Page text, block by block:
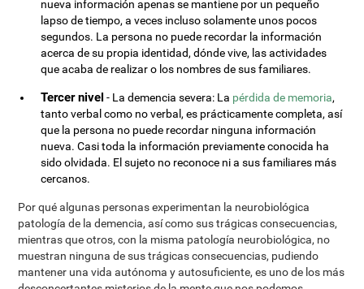
nueva información apenas se mantiene por un pequeño
lapso de tiempo, a veces incluso solamente unos pocos
segundos. La persona no puede recordar la información
acerca de su propia identidad, dónde vive, las actividades
que acaba de realizar o los nombres de sus familiares.
Tercer nivel - La demencia severa: La pérdida de memoria,
tanto verbal como no verbal, es prácticamente completa, así
que la persona no puede recordar ninguna información
nueva. Casi toda la información previamente conocida ha
sido olvidada. El sujeto no reconoce ni a sus familiares más
cercanos.
Por qué algunas personas experimentan la neurobiológica
patología de la demencia, así como sus trágicas consecuencias,
mientras que otros, con la misma patología neurobiológica, no
muestran ninguna de sus trágicas consecuencias, pudiendo
mantener una vida autónoma y autosuficiente, es uno de los más